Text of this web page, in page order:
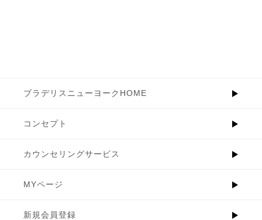
ブラデリスニューヨークHOME
コンセプト
カウンセリングサービス
MYページ
新規会員登録